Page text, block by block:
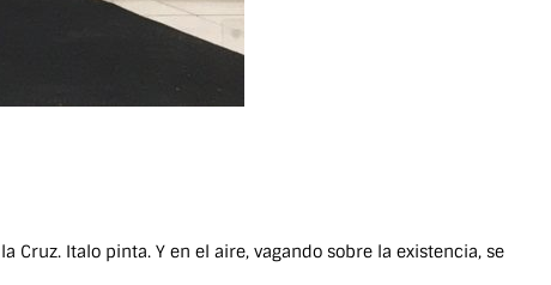
Italo pinta. Y en el aire, vagando sobre la existencia, se